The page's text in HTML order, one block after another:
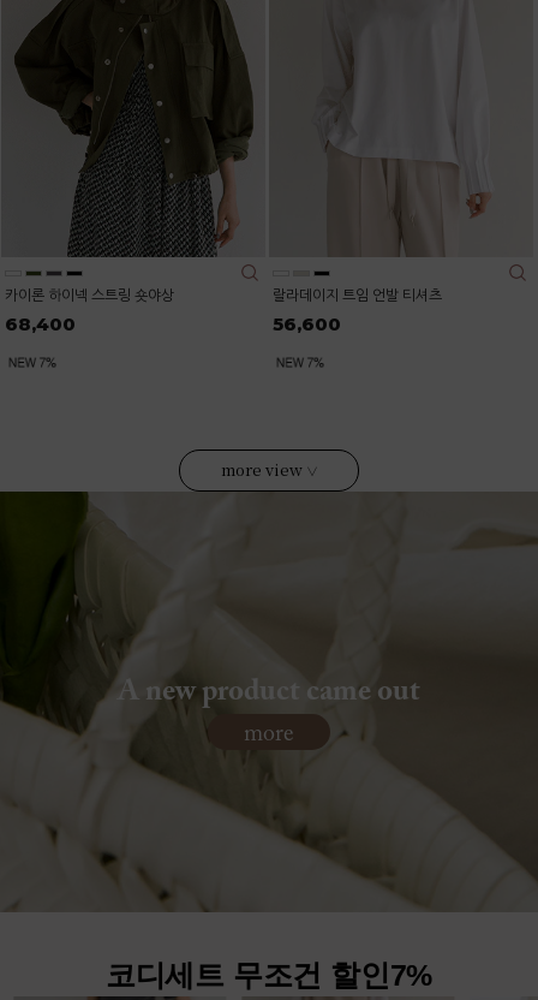
카이론 하이넥 스트링 숏야상
68,400
랄라데이지 트임 언발 티셔츠
56,600
more view ∨
A new product came out
more
코디세트 무조건 할인7%